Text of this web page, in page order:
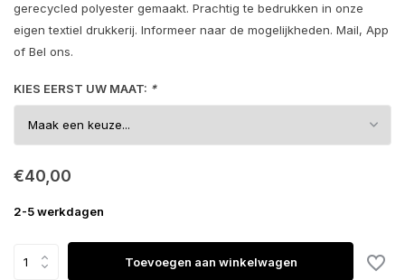
gerecycled polyester gemaakt. Prachtig te bedrukken in onze
eigen textiel drukkerij. Informeer naar de mogelijkheden. Mail, App
of Bel ons.
KIES EERST UW MAAT: *
€40,00
2-5 werkdagen
Toevoegen aan winkelwagen